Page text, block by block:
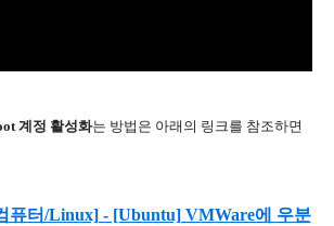
계정 활성화는 방법은 아래의 링크를 참조하면
퓨터/Linux] - [Ubuntu] VMWare에 우분